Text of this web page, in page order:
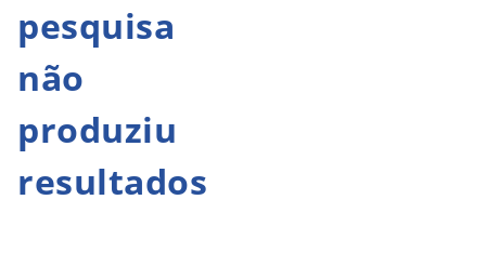
pesquisa
não
produziu
resultados